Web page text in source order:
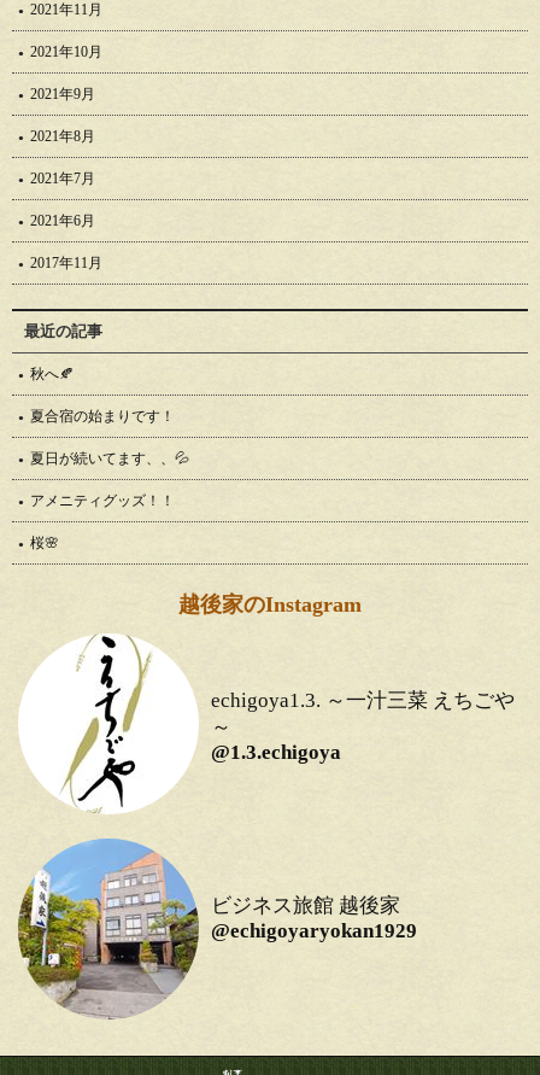
2021年11月
2021年10月
2021年9月
2021年8月
2021年7月
2021年6月
2017年11月
最近の記事
秋へ🍂
夏合宿の始まりです！
夏日が続いてます、、💦
アメニティグッズ！！
桜🌸
越後家のInstagram
echigoya1.3. ～一汁三菜 えちごや
～
@1.3.echigoya
ビジネス旅館 越後家
@echigoyaryokan1929